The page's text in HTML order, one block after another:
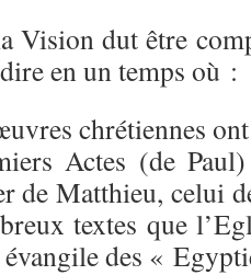
Vision dut être
en un temps où :
chrétiennes
Actes (de
de Matthieu, celui
textes que
des «